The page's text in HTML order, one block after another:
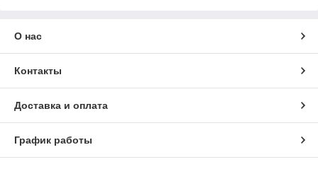
О нас
Контакты
Доставка и оплата
График работы